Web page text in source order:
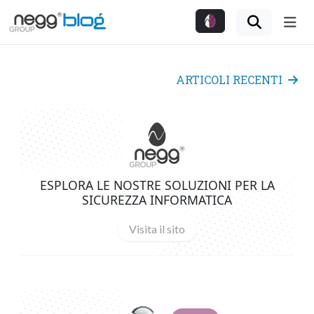
ARTICOLI RECENTI
ESPLORA LE NOSTRE SOLUZIONI PER LA
SICUREZZA INFORMATICA
Visita il sito